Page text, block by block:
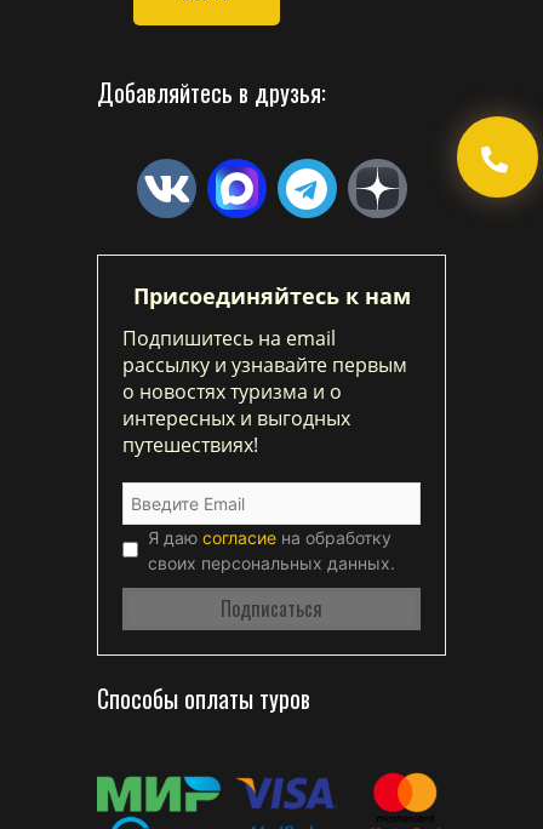
Добавляйтесь в друзья:
Присоединяйтесь к нам
Подпишитесь на email
рассылку и узнавайте первым
о новостях туризма и о
интересных и выгодных
путешествиях!
Я даю согласие на обработку
своих персональных данных.
Способы оплаты туров